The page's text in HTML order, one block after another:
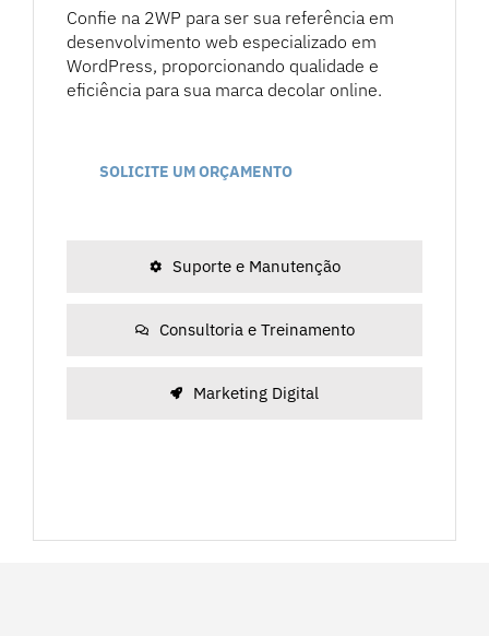
Confie na 2WP para ser sua referência em
desenvolvimento web especializado em
WordPress, proporcionando qualidade e
eficiência para sua marca decolar online.
SOLICITE UM ORÇAMENTO
Suporte e Manutenção
Consultoria e Treinamento
Marketing Digital